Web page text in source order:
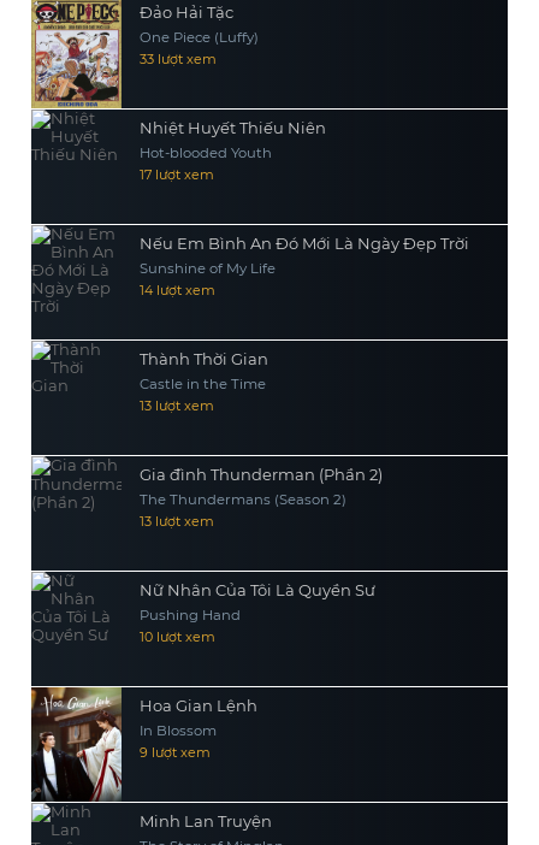
Đảo Hải Tặc
One Piece (Luffy)
33 lượt xem
Nhiệt Huyết Thiếu Niên
Hot-blooded Youth
17 lượt xem
Nếu Em Bình An Đó Mới Là Ngày Đẹp Trời
Sunshine of My Life
14 lượt xem
Thành Thời Gian
Castle in the Time
13 lượt xem
Gia đình Thunderman (Phần 2)
The Thundermans (Season 2)
13 lượt xem
Nữ Nhân Của Tôi Là Quyền Sư
Pushing Hand
10 lượt xem
Hoa Gian Lệnh
In Blossom
9 lượt xem
Minh Lan Truyện